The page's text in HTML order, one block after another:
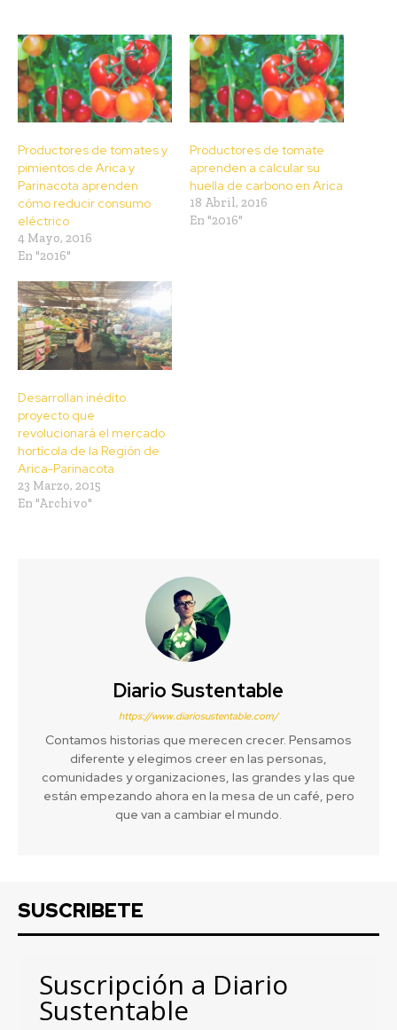
Productores de tomates y
pimientos de Arica y
Parinacota aprenden
cómo reducir consumo
eléctrico
4 Mayo, 2016
En "2016"
Productores de tomate
aprenden a calcular su
huella de carbono en Arica
18 Abril, 2016
En "2016"
Desarrollan inédito
proyecto que
revolucionará el mercado
hortícola de la Región de
Arica-Parinacota
23 Marzo, 2015
En "Archivo"
Diario Sustentable
https://www.diariosustentable.com/
Contamos historias que merecen crecer. Pensamos
diferente y elegimos creer en las personas,
comunidades y organizaciones, las grandes y las que
están empezando ahora en la mesa de un café, pero
que van a cambiar el mundo.
SUSCRIBETE
Suscripción a Diario
Sustentable